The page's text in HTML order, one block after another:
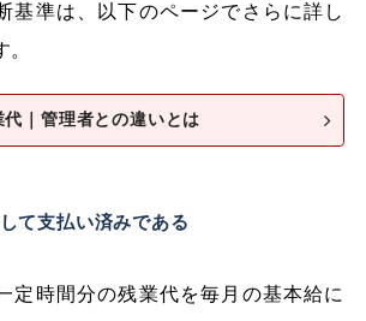
基準は、以下のページでさらに詳し
｜管理者との違いとは
て支払い済みである
定時間分の残業代を毎月の基本給に